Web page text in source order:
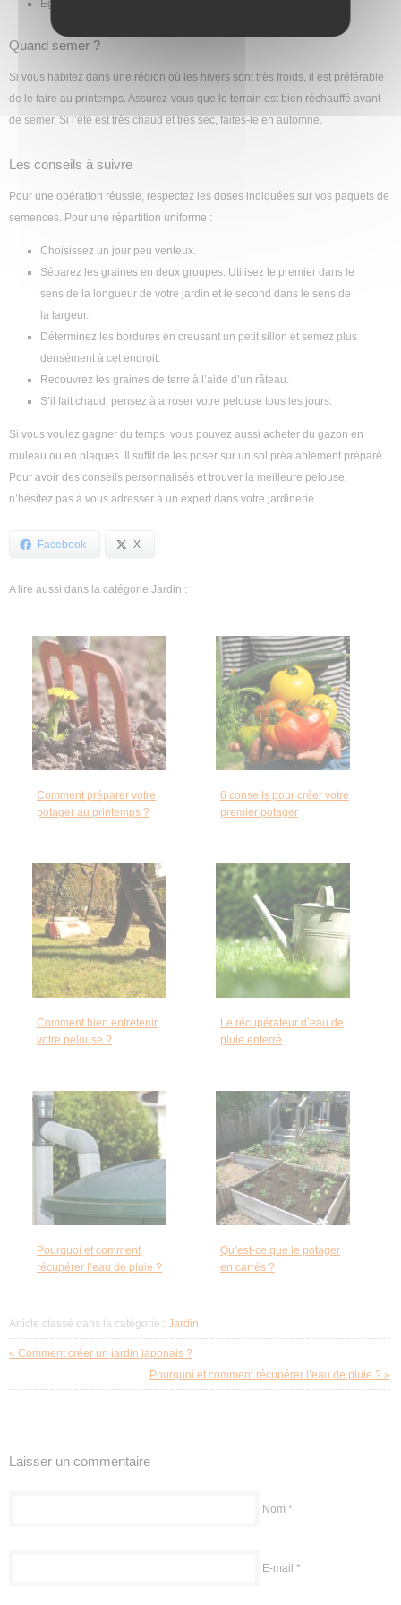
Egalisez la surface.
Quand semer ?
Si vous habitez dans une région où les hivers sont très froids, il est préférable
de le faire au printemps. Assurez-vous que le terrain est bien réchauffé avant
de semer. Si l’été est très chaud et très sec, faites-le en automne.
Les conseils à suivre
Pour une opération réussie, respectez les doses indiquées sur vos paquets de
semences. Pour une répartition uniforme :
Choisissez un jour peu venteux.
Séparez les graines en deux groupes. Utilisez le premier dans le
sens de la longueur de votre jardin et le second dans le sens de
la largeur.
Déterminez les bordures en creusant un petit sillon et semez plus
densément à cet endroit.
Recouvrez les graines de terre à l’aide d’un râteau.
S’il fait chaud, pensez à arroser votre pelouse tous les jours.
Si vous voulez gagner du temps, vous pouvez aussi acheter du gazon en
rouleau ou en plaques. Il suffit de les poser sur un sol préalablement préparé.
Pour avoir des conseils personnalisés et trouver la meilleure pelouse,
n’hésitez pas à vous adresser à un expert dans votre jardinerie.
Facebook X
A lire aussi dans la catégorie Jardin :
Comment préparer votre
potager au printemps ?
6 conseils pour créer votre
premier potager
Comment bien entretenir
votre pelouse ?
Le récupérateur d’eau de
pluie enterré
Pourquoi et comment
récupérer l’eau de pluie ?
Qu’est-ce que le potager
en carrés ?
Article classé dans la catégorie : Jardin
« Comment créer un jardin japonais ?
Pourquoi et comment récupérer l’eau de pluie ? »
Laisser un commentaire
Nom *
E-mail *